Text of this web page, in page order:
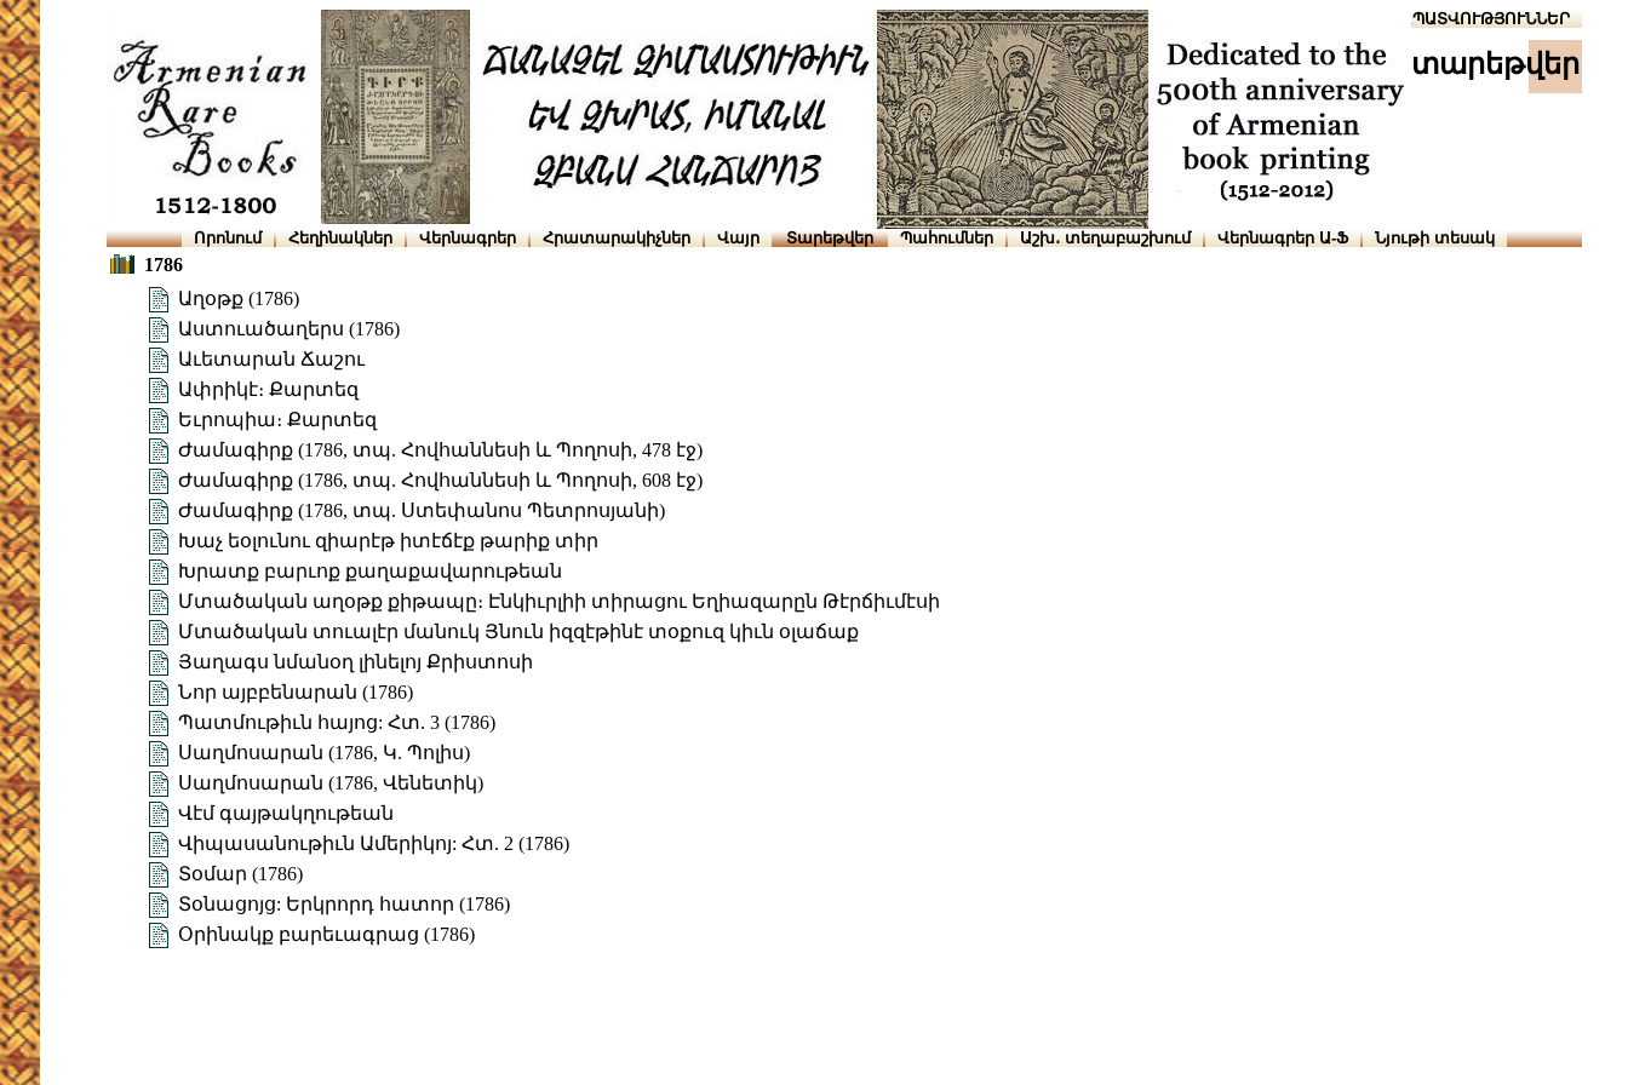
ՆԱԽԱՊԱՏՎՈՒԹՅՈՒՆՆԵՐ
տարեթվեր
Որոնում Հեղինակներ Վերնագրեր Հրատարակիչներ Վայր Տարեթվեր Պահումներ Աշխ․ տեղաբաշխում Վերնագրեր Ա-Ֆ Նյութի տեսակ
1786
Աղօթք (1786)
Աստուածաղերս (1786)
Աւետարան Ճաշու
Ափրիկէ։ Քարտեզ
Եւրոպիա։ Քարտեզ
Ժամագիրք (1786, տպ. Հովհաննեսի և Պողոսի, 478 էջ)
Ժամագիրք (1786, տպ. Հովհաննեսի և Պողոսի, 608 էջ)
Ժամագիրք (1786, տպ. Ստեփանոս Պետրոսյանի)
Խաչ եօլունու զիարէթ իտէճէք թարիք տիր
Խրատք բարւոք քաղաքավարութեան
Մտածական աղօթք քիթապը։ Էնկիւրլիի տիրացու Եղիազարըն Թէրճիւմէսի
Մտածական տուալէր մանուկ Յնուն իզզէթինէ տօքուզ կիւն օլաճաք
Յաղագս նմանօղ լինելոյ Քրիստոսի
Նոր այբբենարան (1786)
Պատմութիւն հայոց: Հտ. 3 (1786)
Սաղմոսարան (1786, Կ. Պոլիս)
Սաղմոսարան (1786, Վենետիկ)
Վէմ գայթակղութեան
Վիպասանութիւն Ամերիկոյ: Հտ. 2 (1786)
Տօմար (1786)
Տօնացոյց: Երկրորդ հատոր (1786)
Օրինակք բարեւագրաց (1786)